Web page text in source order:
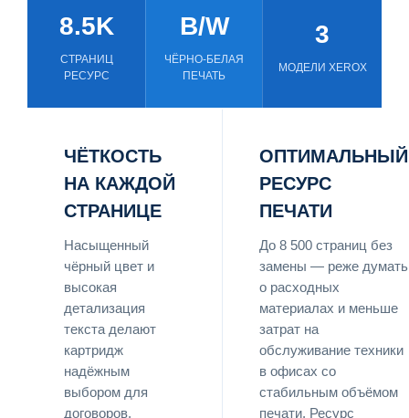
8.5K
СТРАНИЦ
РЕСУРС
B/W
ЧЁРНО-БЕЛАЯ
ПЕЧАТЬ
3
МОДЕЛИ XEROX
ЧЁТКОСТЬ
НА КАЖДОЙ
СТРАНИЦЕ
Насыщенный
чёрный цвет и
высокая
детализация
текста делают
картридж
надёжным
выбором для
договоров,
ОПТИМАЛЬНЫЙ
РЕСУРС
ПЕЧАТИ
До 8 500 страниц без
замены — реже думать
о расходных
материалах и меньше
затрат на
обслуживание техники
в офисах со
стабильным объёмом
печати. Ресурс